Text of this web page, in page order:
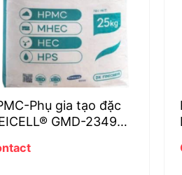
Phụ gia tạo đặc
GMD-2349